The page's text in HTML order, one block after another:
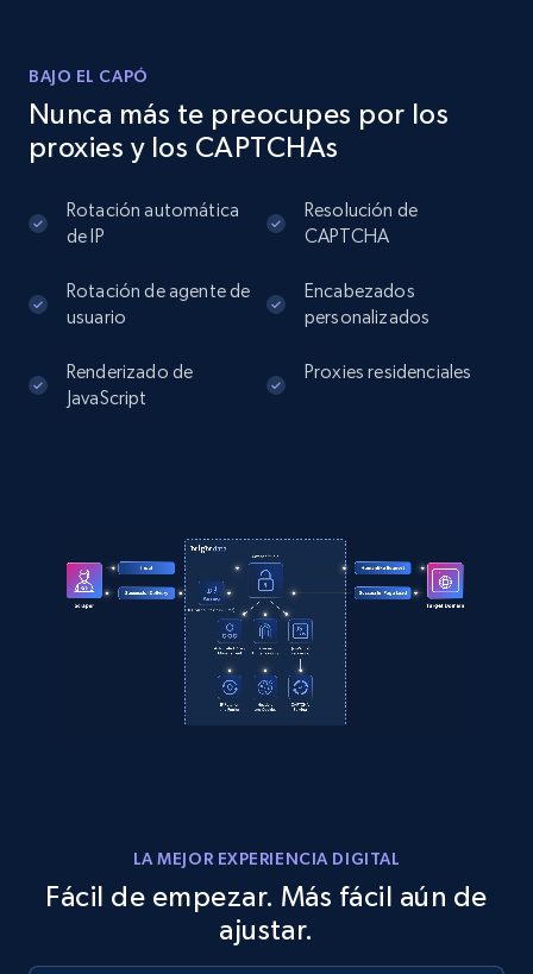
BAJO EL CAPÓ
Nunca más te preocupes por los
proxies y los CAPTCHAs
Rotación automática
de IP
Resolución de
CAPTCHA
Rotación de agente de
usuario
Encabezados
personalizados
Renderizado de
JavaScript
Proxies residenciales
LA MEJOR EXPERIENCIA DIGITAL
Fácil de empezar. Más fácil aún de
ajustar.